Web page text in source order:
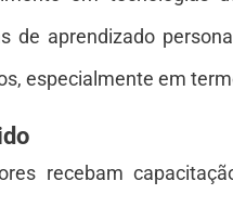
aprendizado
especialmente em
recebam